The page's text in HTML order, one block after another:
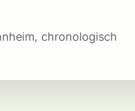
chronologisch